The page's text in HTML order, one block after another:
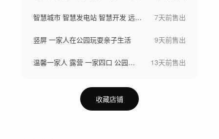
智慧城市 智慧发电站 智慧开发 远程会议 7天前售出
竖屏 一家人在公园玩耍亲子生活 9天前售出
温馨一家人 露营 一家四口 公园玩耍 13天前售出
收藏店铺